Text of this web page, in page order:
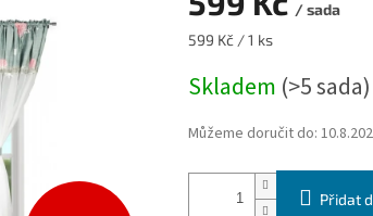
/ sada
Měrná
599 Kč / 1 ks
Skladem (>5 sada)
Můžeme doručit do:
Přidat